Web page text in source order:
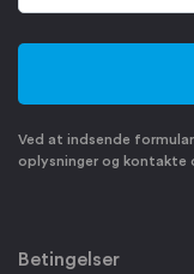
Ved at indsende
oplysninger og kontakte
Betingelser